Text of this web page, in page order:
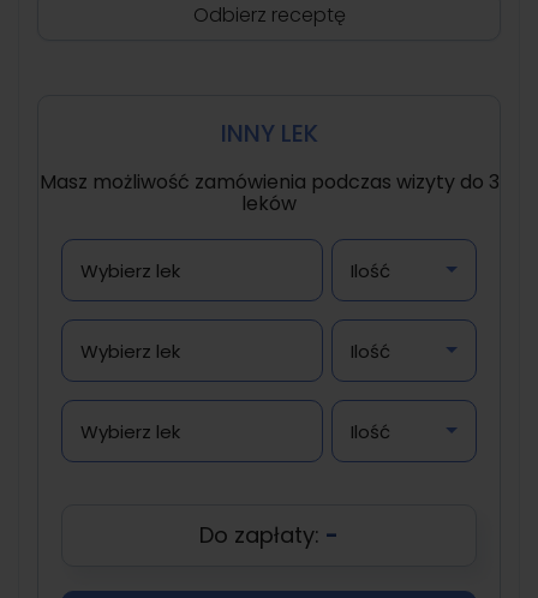
Odbierz receptę
INNY LEK
Masz możliwość zamówienia podczas wizyty do 3
leków
Do zapłaty: -